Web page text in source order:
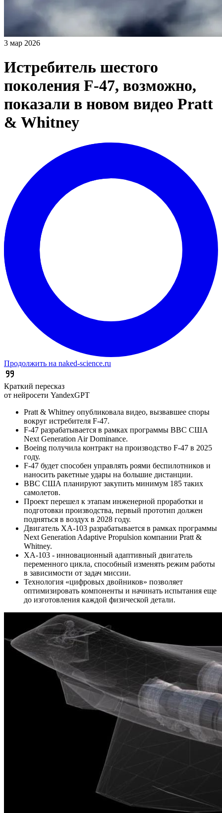
3 мар 2026
Истребитель шестого
поколения F-47, возможно,
показали в новом видео Pratt
& Whitney
Продолжить на naked-science.ru
Краткий пересказ
от нейросети YandexGPT
Pratt & Whitney опубликовала видео, вызвавшее споры
вокруг истребителя F-47.
F-47 разрабатывается в рамках программы ВВС США
Next Generation Air Dominance.
Boeing получила контракт на производство F-47 в 2025
году.
F-47 будет способен управлять роями беспилотников и
наносить ракетные удары на большие дистанции.
ВВС США планируют закупить минимум 185 таких
самолетов.
Проект перешел к этапам инженерной проработки и
подготовки производства, первый прототип должен
подняться в воздух в 2028 году.
Двигатель XA-103 разрабатывается в рамках программы
Next Generation Adaptive Propulsion компании Pratt &
Whitney.
XA-103 - инновационный адаптивный двигатель
переменного цикла, способный изменять режим работы
в зависимости от задач миссии.
Технология «цифровых двойников» позволяет
оптимизировать компоненты и начинать испытания еще
до изготовления каждой физической детали.